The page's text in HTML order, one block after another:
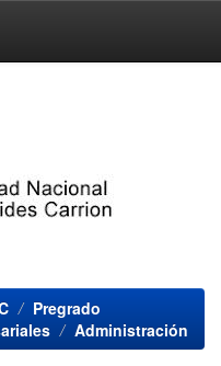
Pregrado
Administración